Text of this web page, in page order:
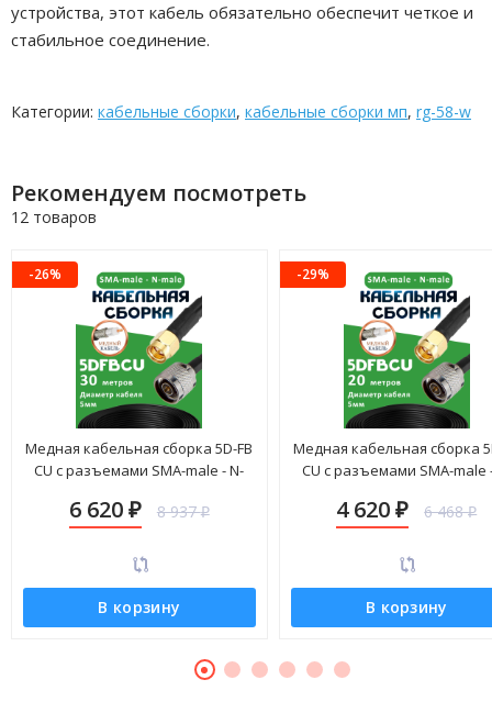
устройства, этот кабель обязательно обеспечит четкое и
стабильное соединение.
Категории: кабельные сборки, кабельные сборки мп, rg-58-w
Рекомендуем посмотреть
12 товаров
-26%
Медная кабельная сборка 5D-FB
CU с разъемами SMA-male - N-
6 620 ₽ 8 937₽
В корзину
-29%
Медная кабельная сборка
CU с разъемами SMA-male
4 620₽ 6 468₽
В корзину